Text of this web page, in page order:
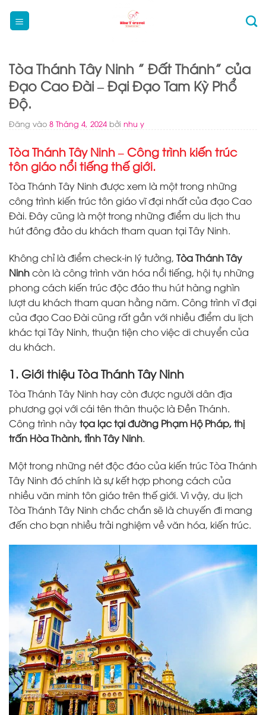
qua
Tòa Thánh Tây Ninh ” Đất Thánh” của
Đạo Cao Đài – Đại Đạo Tam Kỳ Phổ
Độ.
Đăng vào 8 Tháng 4, 2024 bởi nhu y
Tòa Thánh Tây Ninh – Công trình kiến trúc
tôn giáo nổi tiếng thế giới.
Tòa Thánh Tây Ninh được xem là một trong những
công trình kiến trúc tôn giáo vĩ đại nhất của đạo Cao
Đài. Đây cũng là một trong những điểm du lịch thu
hút đông đảo du khách tham quan tại Tây Ninh.
Không chỉ là điểm check-in lý tưởng, Tòa Thánh Tây
Ninhcòn là công trình văn hóa nổi tiếng, hội tụ những
phong cách kiến trúc độc đáo thu hút hàng nghìn
lượt du khách tham quan hằng năm. Công trình vĩ đại
của đạo Cao Đài cũng rất gần với nhiều điểm du lịch
khác tại Tây Ninh, thuận tiện cho việc di chuyển của
du khách.
1. Giới thiệu Tòa Thánh Tây Ninh
Tòa Thánh Tây Ninh hay còn được người dân địa
phương gọi với cái tên thân thuộc là Đền Thánh.
Công trình nàytọa lạc tại đường Phạm Hộ Pháp, thị
trấn Hòa Thành, tỉnh Tây Ninh.
Một trong những nét độc đáo của kiến trúc Tòa Thánh
Tây Ninh đó chính là sự kết hợp phong cách của
nhiều văn minh tôn giáo trên thế giới. Vì vậy, du lịch
Tòa Thánh Tây Ninh chắc chắn sẽ là chuyến đi mang
đến cho bạn nhiều trải nghiệm về văn hóa, kiến trúc.